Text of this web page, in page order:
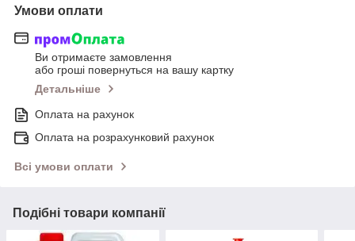
Умови оплати
Ви отримаєте замовлення
або гроші повернуться на вашу картку
Детальніше
Оплата на рахунок
Оплата на розрахунковий рахунок
Всі умови оплати
Подібні товари компанії